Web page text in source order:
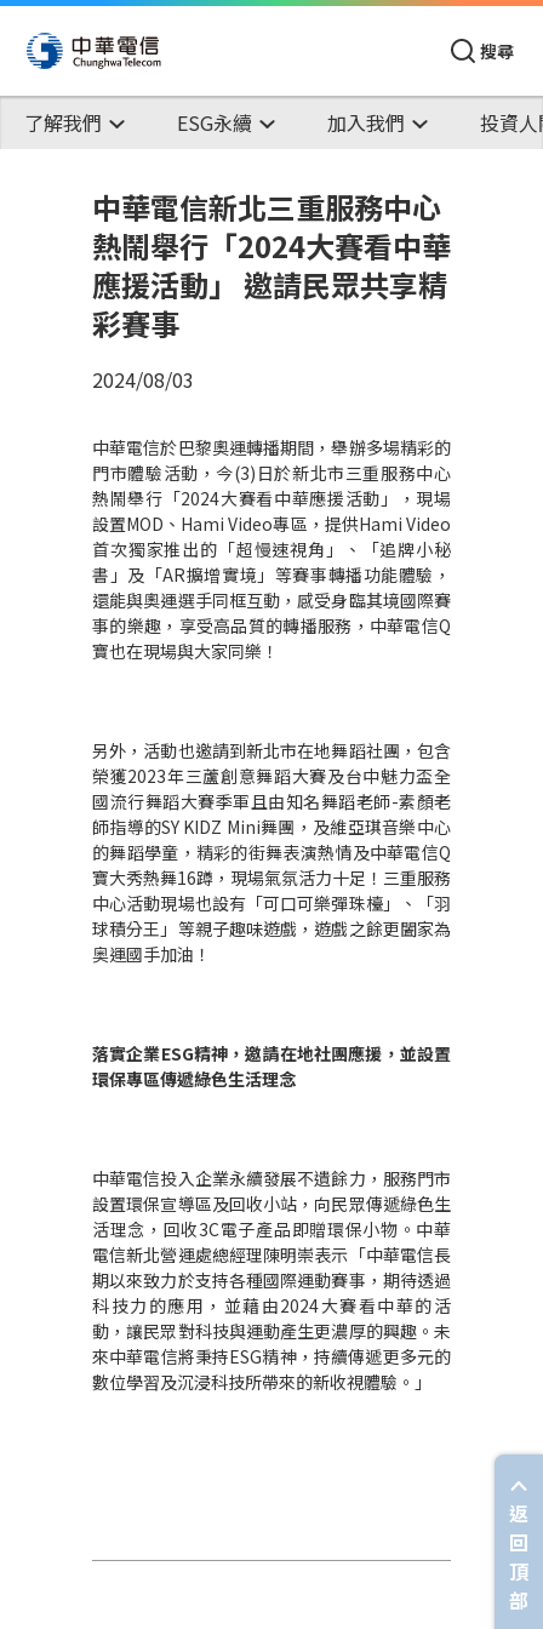
搜尋
了解我們 ESG永續 加入我們 投資
中華電信新北三重服務中心
熱鬧舉行「2024大賽看中華
應援活動」 邀請民眾共享精
彩賽事
2024/08/03
中華電信於巴黎奧運轉播期間，舉辦多場精彩的
門市體驗活動，今(3)日於新北市三重服務中心
熱鬧舉行「2024大賽看中華應援活動」，現場
設置MOD、Hami Video專區，提供Hami Video
首次獨家推出的「超慢速視角」、「追牌小秘
書」及「AR擴增實境」等賽事轉播功能體驗，
還能與奧運選手同框互動，感受身臨其境國際賽
事的樂趣，享受高品質的轉播服務，中華電信Q
寶也在現場與大家同樂！
另外，活動也邀請到新北市在地舞蹈社團，包含
榮獲2023年三蘆創意舞蹈大賽及台中魅力盃全
國流行舞蹈大賽季軍且由知名舞蹈老師-素顏老
師指導的SY KIDZ Mini舞團，及維亞琪音樂中心
的舞蹈學童，精彩的街舞表演熱情及中華電信Q
寶大秀熱舞16蹲，現場氣氛活力十足！三重服務
中心活動現場也設有「可口可樂彈珠檯」、「羽
球積分王」等親子趣味遊戲，遊戲之餘更闔家為
奥運國手加油！
落實企業ESG精神，邀請在地社團應援，並設置
環保專區傳遞綠色生活理念
中華電信投入企業永續發展不遺餘力，服務門市
設置環保宣導區及回收小站，向民眾傳遞綠色生
活理念，回收3C電子產品即贈環保小物。中華
電信新北營運處總經理陳明崇表示「中華電信長
期以來致力於支持各種國際運動賽事，期待透過
科技力的應用，並藉由2024大賽看中華的活
動，讓民眾對科技與運動產生更濃厚的興趣。未
來中華電信將秉持ESG精神，持續傳遞更多元的
數位學習及沉浸科技所帶來的新收視體驗。」
返
回
頂
部